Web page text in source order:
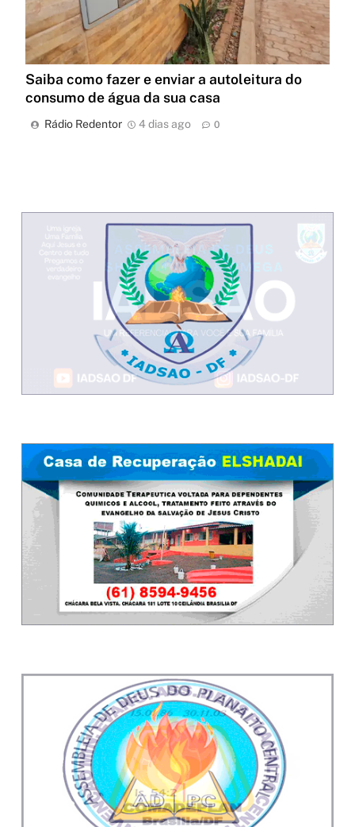
Saiba como fazer e enviar a autoleitura do
consumo de água da sua casa
Rádio Redentor 4 dias ago 0